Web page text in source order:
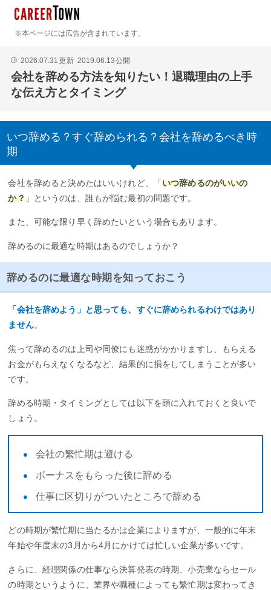
※本ページには広告が含まれています。
🕒 2026.07.31更新 2019.06.13公開
会社を辞める方法を知りたい！退職理由の上手
な伝え方とタイミング
いつ辞める？すぐ辞められる？会社を辞めるべき時
期
会社を辞めると決めたはいいけれど、「いつ辞めるのがいいの
か？」というのは、誰もが悩む最初の問題です。
また、可能な限り早く辞めたいという場合もあります。
辞めるのに最適な時期はあるのでしょうか？
辞めるのに最適な時期を知っておこう
「会社を辞めよう」と思っても、すぐに辞められるわけではあり
ません。
焦って辞めるのは上司や同僚にも迷惑がかかりますし、もらえる
お金がもらえなくなるなど、結果的に損をしてしまうことが多い
です。
辞める時期・タイミングとしては以下を頭に入れておくと良いで
しょう。
会社の繁忙期は避ける
ボーナスをもらった後に辞める
仕事に区切りがついたところで辞める
どの時期が繁忙期に当たるかは企業によりますが、一般的に年末
年始や年度末の3月から4月にかけては忙しい企業が多いです。
さらに、経理関係の仕事なら決算発表の時期、小売業ならセール
の時期というように、業界や職種によっても繁忙期は変わってき